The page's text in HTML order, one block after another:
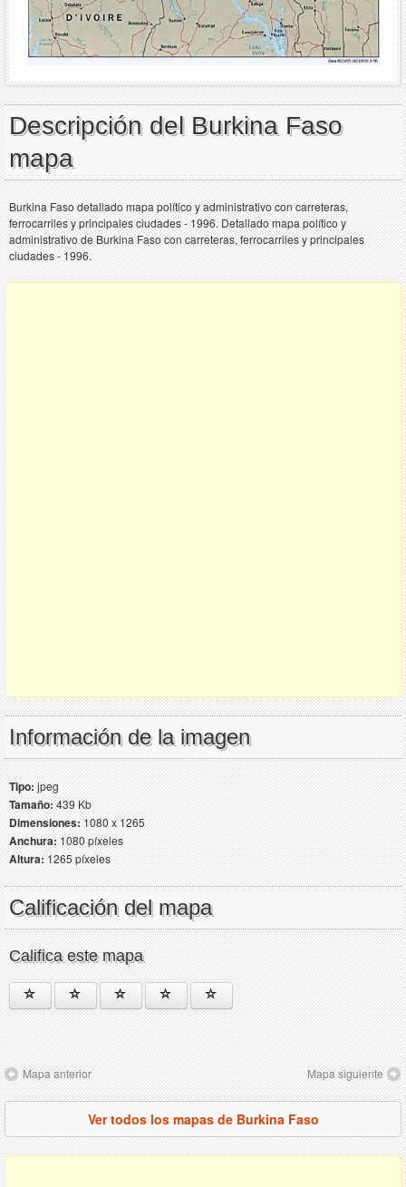
Descripción del Burkina Faso
mapa
Burkina Faso detallado mapa político y administrativo con carreteras,
ferrocarriles y principales ciudades - 1996. Detallado mapa político y
administrativo de Burkina Faso con carreteras, ferrocarriles y principales
ciudades - 1996.
Información de la imagen
Tipo:jpeg
Tamaño:439 Kb
Dimensiones:1080 x 1265
Anchura:1080 píxeles
Altura:1265 píxeles
Calificación del mapa
Califica este mapa
Mapa anterior Mapa siguiente
Ver todos los mapas de Burkina Faso